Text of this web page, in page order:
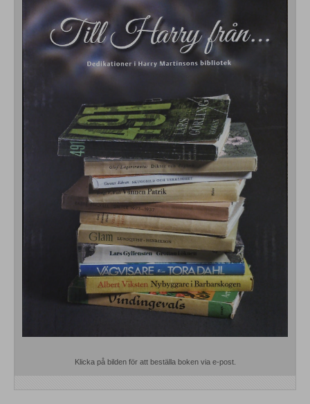
Klicka på bilden för att beställa boken via e-post.